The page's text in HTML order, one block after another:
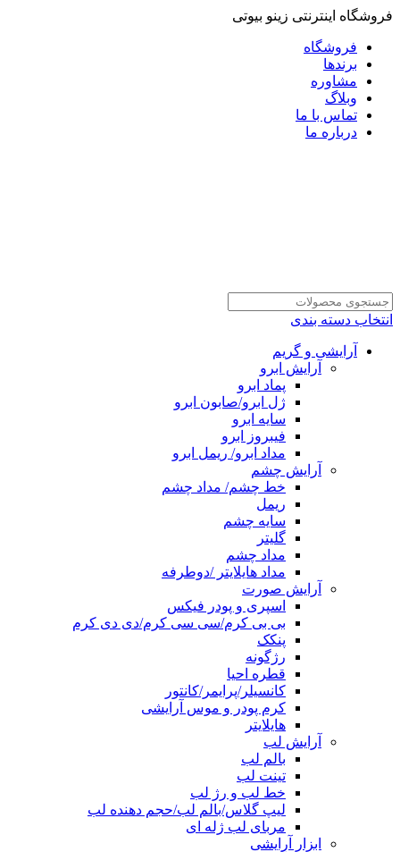
فروشگاه اینترنتی زینو بیوتی
فروشگاه
برندها
مشاوره
وبلاگ
تماس با ما
درباره ما
انتخاب دسته بندی
آرایشی و گریم
آرایش ابرو
پماد ابرو
ژل ابرو/صابون ابرو
سایه ابرو
فیبروز ابرو
مداد ابرو/ ریمل ابرو
آرایش چشم
خط چشم/ مداد چشم
ریمل
سایه چشم
گلیتر
مداد چشم
مداد هایلایتر /دوطرفه
آرایش صورت
اسپری و پودر فیکس
بی بی کرم/سی سی کرم/دی دی کرم
پنکک
رژگونه
قطره احیا
کانسیلر/پرایمر/کانتور
کرم پودر و موس آرایشی
هایلایتر
آرایش لب
بالم لب
تینت لب
خط لب و رژ لب
لیپ گلاس/بالم لب/حجم دهنده لب
مربای لب ژله ای
ابزار آرایشی